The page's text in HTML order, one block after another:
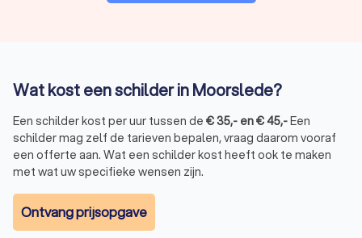
Wat kost een schilder in Moorslede?
Een schilder kost per uur tussen de €35,- en€45,-Een
schilder mag zelf de tarieven bepalen, vraag daarom vooraf
een offerte aan. Wat een schilder kost heeft ook te maken
met wat uw specifieke wensen zijn.
Ontvang prijsopgave